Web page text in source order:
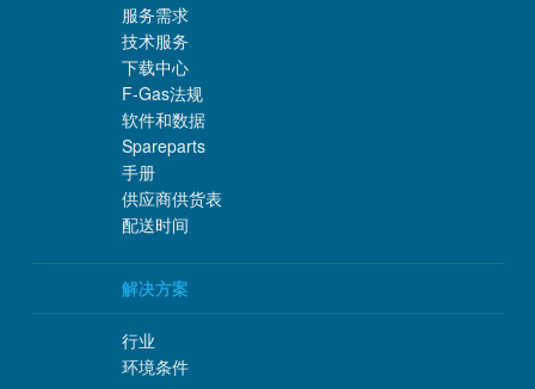
服务需求
技术服务
下载中心
F-Gas法规
软件和数据
Spareparts
手册
供应商供货表
配送时间
解决方案
行业
环境条件